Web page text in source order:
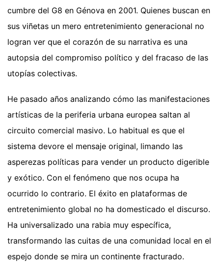
cumbre del G8 en Génova en 2001. Quienes buscan en
sus viñetas un mero entretenimiento generacional no
logran ver que el corazón de su narrativa es una
autopsia del compromiso político y del fracaso de las
utopías colectivas.
He pasado años analizando cómo las manifestaciones
artísticas de la periferia urbana europea saltan al
circuito comercial masivo. Lo habitual es que el
sistema devore el mensaje original, limando las
asperezas políticas para vender un producto digerible
y exótico. Con el fenómeno que nos ocupa ha
ocurrido lo contrario. El éxito en plataformas de
entretenimiento global no ha domesticado el discurso.
Ha universalizado una rabia muy específica,
transformando las cuitas de una comunidad local en el
espejo donde se mira un continente fracturado.